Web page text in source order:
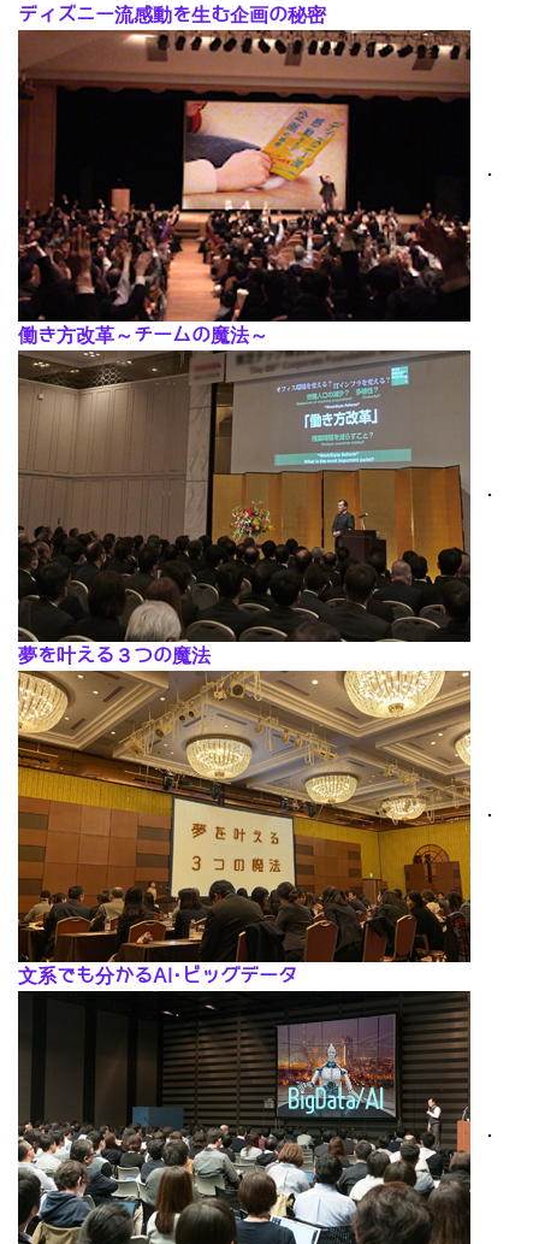
ディズニー流感動を生む企画の秘密
･
働き方改革～チームの魔法～
･
夢を叶える３つの魔法
･
文系でも分かるAI･ビッグデータ
･